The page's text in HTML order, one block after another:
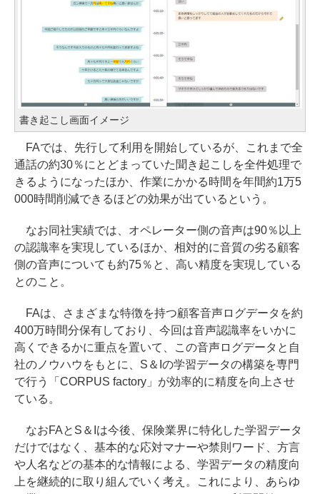
書き起こし画面イメージ
FAでは、先行して利用を開始しているが、これまで全
通話の約30％にとどまっていた聞き起こしを全件処理で
きるようになったほか、作業にかかる時間を年間約1万5
000時間削減できるほどの効果が出ているという。
なお同社実績では、オペレーター側の音声は90％以上
の認識率を実現しているほか、相対的に音質の劣る顧客
側の音声についても約75％と、高い精度を実現している
とのこと。
FAは、さまざまな特徴を持つ顧客音声ログデータを約
400万時間分保有しており、今回は音声認識率をいかに
高くできるかに重点を置いて、この音声ログデータと自
社のノウハウをもとに、S＆Iの学習データの構築を専門
で行う「CORPUS factory」が効率的に精度を向上させ
ている。
なおFAとS＆Iは今後、保険業界に特化した学習データ
だけではなく、基本的な応対マナーや禁則ワード、方言
や人名などの基本的な情報による、学習データの精度向
上を継続的に取り組んでいく考え。これにより、あらゆ